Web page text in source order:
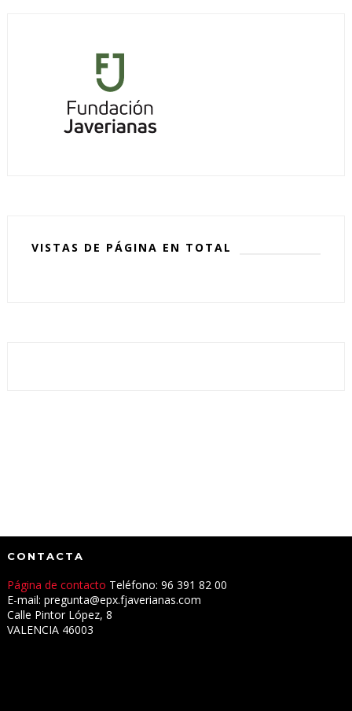
VISTAS DE PÁGINA EN TOTAL
CONTACTA
Página de contacto Teléfono: 96 391 82 00
E-mail: pregunta@epx.fjaverianas.com
Calle Pintor López, 8
VALENCIA 46003